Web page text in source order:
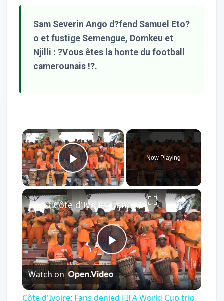
Sam Severin Ango d?fend Samuel Eto?
o et fustige Semengue, Domkeu et
Njilli : ?Vous êtes la honte du football
camerounais !?.
×
Play Video
Now Playing
×
Play
Video
Côte d'Ivoire: Fans denied FIFA World Cup trip amid visa delays, slow easing of rules.
Watch on
Côte d'Ivoire: Fans denied FIFA World Cup trip